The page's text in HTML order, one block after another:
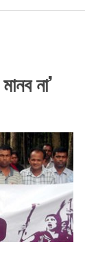
না’